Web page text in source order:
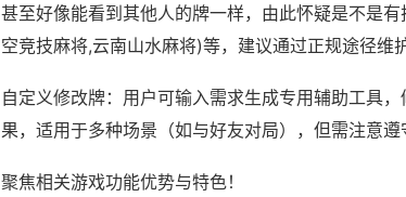
甚至好像能看到其他人的牌一样，由此怀疑是不是
空竞技麻将,云南山水麻将)等，建议通过正规途径维
自定义修改牌：用户可输入需求生成专用辅助工具
果，适用于多种场景（如与好友对局），但需注意遵
聚焦相关游戏功能优势与特色！